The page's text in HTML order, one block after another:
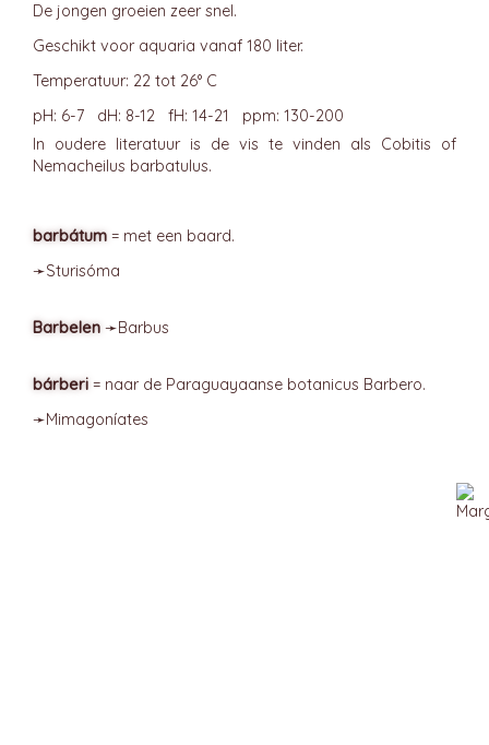
De jongen groeien zeer snel.
Geschikt voor aquaria vanaf 180 liter.
Temperatuur: 22 tot 26° C
pH: 6-7 dH: 8-12 fH: 14-21 ppm: 130-200
In oudere literatuur is de vis te vinden als Cobitis of
Nemacheilus barbatulus.
barbátum = met een baard.
➛Sturisóma
Barbelen ➛Barbus
bárberi = naar de Paraguayaanse botanicus Barbero.
➛Mimagoníates